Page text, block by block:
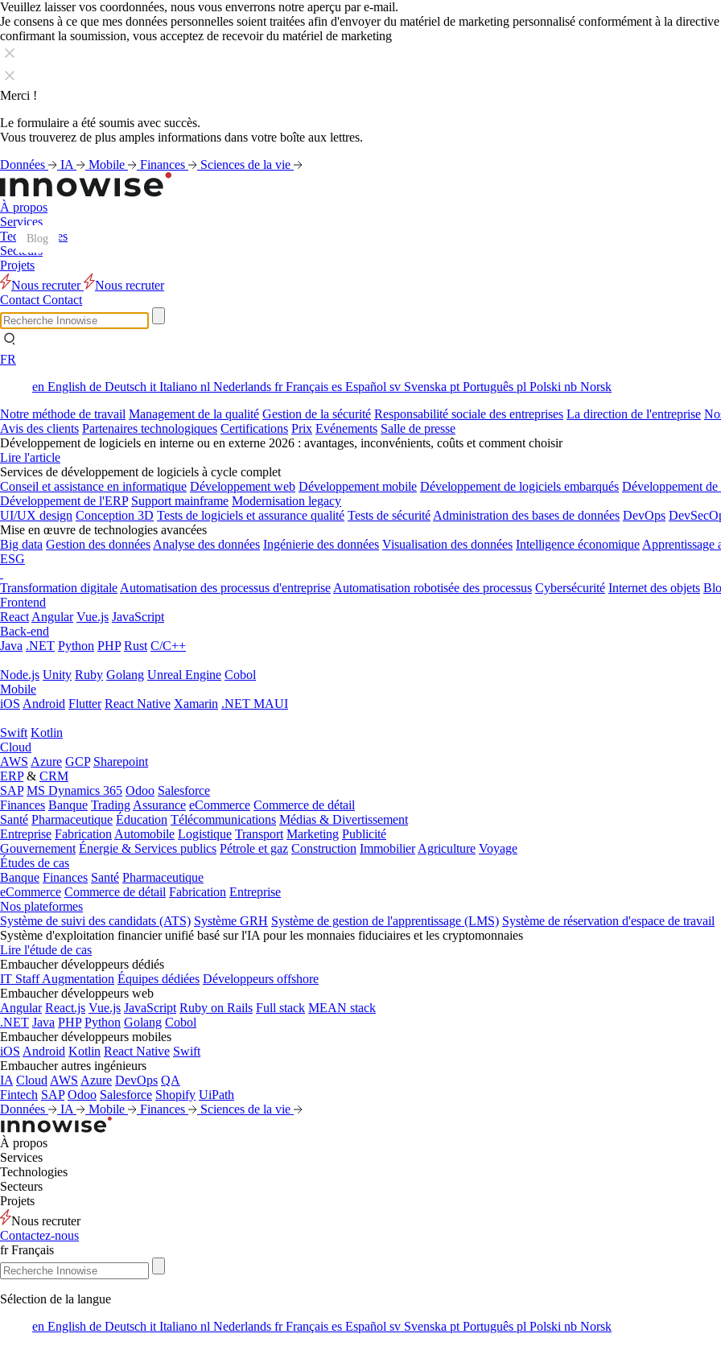
Veuillez laisser vos coordonnées, nous vous enverrons notre aperçu par e-mail.
Je consens à ce que mes données personnelles soient traitées afin d'envoyer du matériel de marketing personnalisé conformément à la
confirmant la soumission, vous acceptez de recevoir du matériel de marketing
Merci !
Le formulaire a été soumis avec succès.
Vous trouverez de plus amples informations dans votre boîte aux lettres.
Données
IA Mobile Finances Sciences de la vie
À propos
Services
Technologies
Secteurs
Projets
Nous recruter
Nous recruter
Contact Contact
FR
en English de Deutsch it Italiano nl Nederlands frFrançais es Español sv Svenska pt Português pl Polski nb Norsk
Notre méthode de travail Management de la qualité Gestion de la sécurité Responsabilité sociale des entreprises La direction de l'entreprise
Avis des clients Partenaires technologiques Certifications Prix Evénements Salle de presse
Développement de logiciels en interne ou en externe 2026 : avantages, inconvénients, coûts et comment choisir
Lire l'article
Services de développement de logiciels à cycle complet
Conseil et assistance en informatique Développement web Développement mobile Développement de logiciels embarqués Développement
Développement de l'ERP Support mainframe Modernisation legacy
UI/UX design Conception 3D Tests de logiciels et assurance qualité Tests de sécurité Administration des bases de données DevOps
Mise en œuvre de technologies avancées
Big data Gestion des données Analyse des données Ingénierie des données Visualisation des données Intelligence économique Apprentissage
ESG
Transformation digitale Automatisation des processus d'entreprise Automatisation robotisée des processus Cybersécurité Internet des objets
Frontend
React Angular Vue.js JavaScript
Back-end
Java .NET Python PHP Rust C/C++
Node.js Unity Ruby Golang Unreal Engine Cobol
Mobile
iOS Android Flutter React Native Xamarin .NET MAUI
Swift Kotlin
Cloud
AWS Azure GCP Sharepoint
ERP& CRM
SAP MS Dynamics 365 Odoo Salesforce
Finances Banque Trading Assurance eCommerce Commerce de détail
Santé Pharmaceutique Éducation Télécommunications Médias & Divertissement
Entreprise Fabrication Automobile Logistique Transport Marketing Publicité
Gouvernement Énergie & Services publics Pétrole et gaz Construction Immobilier Agriculture Voyage
Études de cas
Banque Finances Santé Pharmaceutique
eCommerce Commerce de détail Fabrication Entreprise
Nos plateformes
Système de suivi des candidats (ATS) Système GRH Système de gestion de l'apprentissage (LMS) Système de réservation d'espace de travail
Système d'exploitation financier unifié basé sur l'IA pour les monnaies fiduciaires et les cryptomonnaies
Lire l'étude de cas
Embaucher développeurs dédiés
IT Staff Augmentation Équipes dédiées Développeurs offshore
Embaucher développeurs web
Angular React.js Vue.js JavaScript Ruby on Rails Full stack MEAN stack
.NET Java PHP Python Golang Cobol
Embaucher développeurs mobiles
iOS Android Kotlin React Native Swift
Embaucher autres ingénieurs
IA Cloud AWS Azure DevOps QA
Fintech SAP Odoo Salesforce Shopify UiPath
Données
IA Mobile Finances Sciences de la vie
À propos
Services
Technologies
Secteurs
Projets
Nous recruter
Contactez-nous
fr Français
Sélection de la langue
en English de Deutsch it Italiano nl Nederlands frFrançais es Español sv Svenska pt Português pl Polski nb Norsk
Blog
Blog
Blog
Blog
Blog
Blog
Blog
Blog
Blog
Blog
Blog
Blog